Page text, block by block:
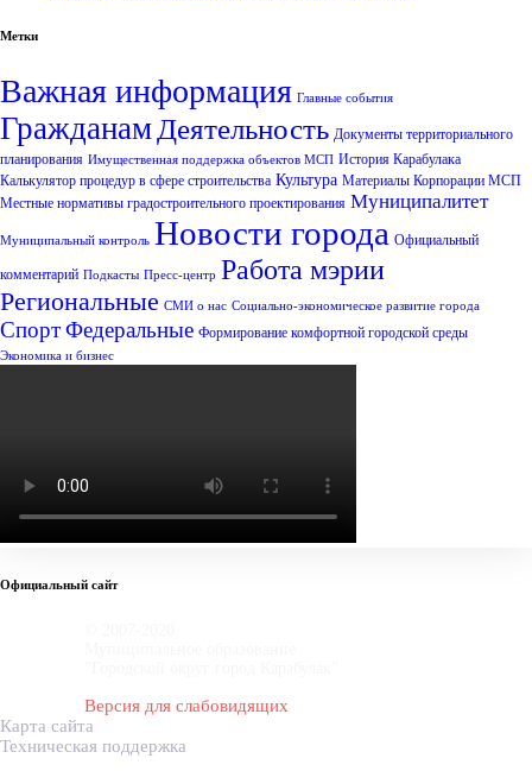
Метки
Важная информация Главные события
Гражданам Деятельность Документы территориального
планирования Имущественная поддержка объектов МСП История Карабулака
Калькулятор процедур в сфере строительства Культура Материалы Корпорации МСП
Местные нормативы градостроительного проектирования Муниципалитет
Муниципальный контроль Новости города Официальный
комментарий Подкасты Пресс-центр Работа мэрии
Региональные СМИ о нас Социально-экономическое развитие города
СпортФедеральные Формирование комфортной городской среды
Экономика и бизнес
Официальный сайт
Версия для слабовидящих
Карта сайта
Техническая поддержка